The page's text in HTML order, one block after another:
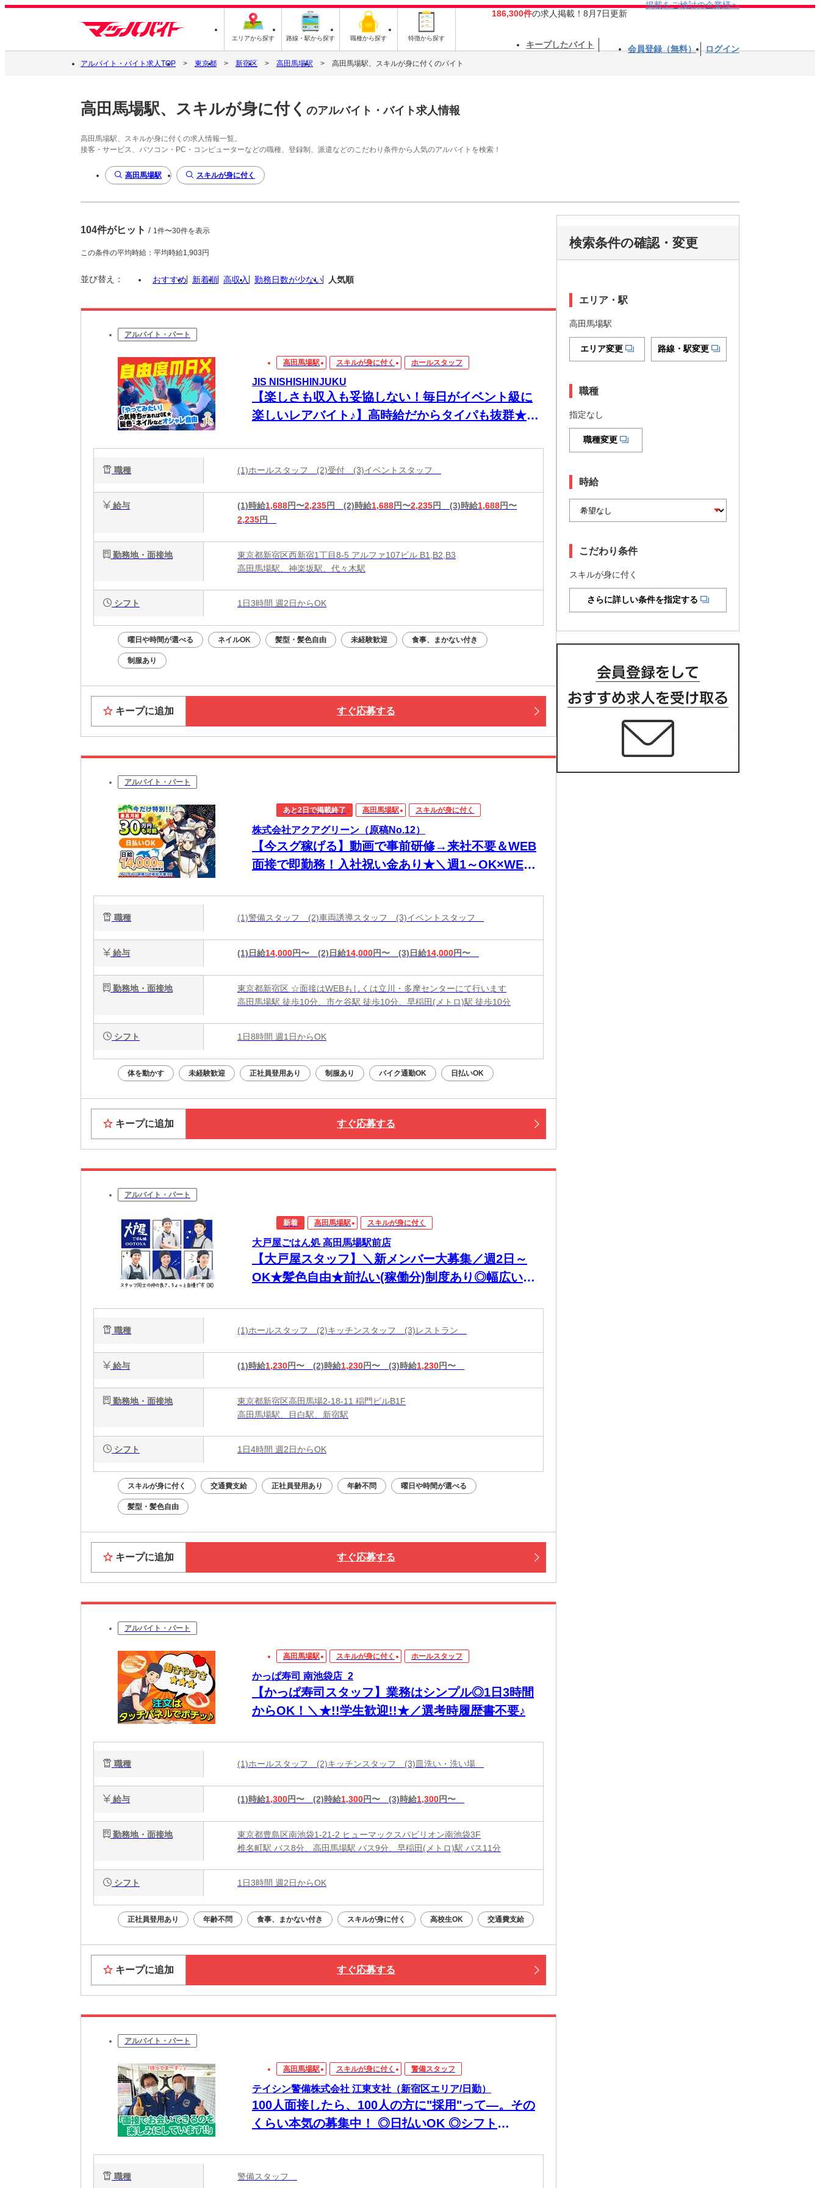
エリアから探す 路線・駅から探す 職種から探す 特徴から探す
186,300件の求人掲載！8月7日更新
掲載をご検討の企業様へ
キープしたバイト 会員登録（無料） ログイン
アルバイト・バイト求人TOP 東京都 新宿区 高田馬場駅 高田馬場駅、スキルが身に付くのバイト
高田馬場駅、スキルが身に付く のアルバイト・バイト求人情報
高田馬場駅、スキルが身に付くの求人情報一覧。
接客・サービス、パソコン・PC・コンピューターなどの職種、登録制、派遣などのこだわり条件から人気のアルバイトを検索！
高田馬場駅 スキルが身に付く
104件がヒット / 1件〜30件を表示
この条件の平均時給：平均時給1,903円
並び替え： おすすめ 新着順 高収入 勤務日数が少ない 人気順
アルバイト・パート
高田馬場駅 スキルが身に付く ホールスタッフ
JIS NISHISHINJUKU
【楽しさも収入も妥協しない！毎日がイベント級に
楽しいレアバイト♪】高時給だからタイパも抜群★仲
BARのオープニング級大募集！履歴書不要でスピー
ド採用実施中
職種 (1)ホールスタッフ (2)受付 (3)イベントスタッフ
給与 (1)時給1,688円〜2,235円 (2)時給1,688円〜2,235円 (3)時給1,688円〜
2,235円
勤務地・面接地
東京都新宿区西新宿1丁目8-5 アルファ107ビル B1,B2,B3
高田馬場駅、神楽坂駅、代々木駅
シフト 1日3時間 週2日からOK
曜日や時間が選べる ネイルOK 髪型・髪色自由 未経験歓迎 食事、まかない付き
制服あり
キープに追加 すぐ応募する
アルバイト・パート
あと2日で掲載終了 高田馬場駅 スキルが身に付く
株式会社アクアグリーン（原稿No.12）
【今スグ稼げる】動画で事前研修→来社不要＆WEB
面接で即勤務！入社祝い金あり★＼週1～OK×WEB
職種 (1)警備スタッフ (2)車両誘導スタッフ (3)イベントスタッフ
給与 (1)日給14,000円〜 (2)日給14,000円〜 (3)日給14,000円〜
勤務地・面接地
東京都新宿区 ☆面接はWEBもしくは立川・多摩センターにて行います
高田馬場駅 徒歩10分、市ケ谷駅 徒歩10分、早稲田(メトロ)駅 徒歩10分
シフト 1日8時間 週1日からOK
体を動かす 未経験歓迎 正社員登用あり 制服あり バイク通勤OK 日払いOK
キープに追加 すぐ応募する
アルバイト・パート
新着 高田馬場駅 スキルが身に付く
大戸屋ごはん処 高田馬場駅前店
【大戸屋スタッフ】＼新メンバー大募集／週2日～
OK★髪色自由★前払い(稼働分)制度あり◎幅広い年
職種 (1)ホールスタッフ (2)キッチンスタッフ (3)レストラン
給与 (1)時給1,230円〜 (2)時給1,230円〜 (3)時給1,230円〜
勤務地・面接地
東京都新宿区高田馬場2-18-11 稲門ビルB1F
高田馬場駅、目白駅、新宿駅
シフト 1日4時間 週2日からOK
スキルが身に付く 交通費支給 正社員登用あり 年齢不問 曜日や時間が選べる
髪型・髪色自由
キープに追加 すぐ応募する
アルバイト・パート
高田馬場駅 スキルが身に付く ホールスタッフ
かっぱ寿司 南池袋店_2
【かっぱ寿司スタッフ】業務はシンプル◎1日3時間
からOK！＼★!!学生歓迎!!★／選考時履歴書不要♪
職種 (1)ホールスタッフ (2)キッチンスタッフ (3)皿洗い・洗い場
給与 (1)時給1,300円〜 (2)時給1,300円〜 (3)時給1,300円〜
勤務地・面接地
東京都豊島区南池袋1-21-2 ヒューマックスパビリオン南池袋3F
椎名町駅 バス8分、高田馬場駅 バス9分、早稲田(メトロ)駅 バス11分
シフト 1日3時間 週2日からOK
正社員登用あり 年齢不問 食事、まかない付き スキルが身に付く 高校生OK 交通費支給
キープに追加 すぐ応募する
アルバイト・パート
高田馬場駅 スキルが身に付く 警備スタッフ
テイシン警備株式会社 江東支社（新宿区エリア/日勤）
100人面接したら、100人の方に"採用"って―。その
くらい本気の募集中！ ◎日払いOK ◎シフト
職種 警備スタッフ
検索条件の確認・変更
エリア・駅
高田馬場駅
エリア変更 路線・駅変更
職種
指定なし
職種変更
時給
こだわり条件
スキルが身に付く
さらに詳しい条件を指定する